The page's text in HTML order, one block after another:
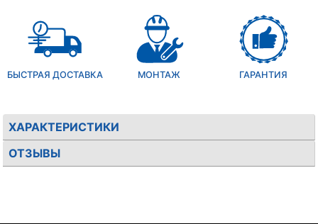
БЫСТРАЯ ДОСТАВКА МОНТАЖ ГАРАНТИЯ
ХАРАКТЕРИСТИКИ
ОТЗЫВЫ